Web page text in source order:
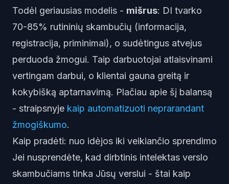
Todėl geriausias modelis - mišrus: DI tvarko
70-85% rutininių skambučių (informacija,
registracija, priminimai), o sudėtingus atvejus
perduoda žmogui. Taip darbuotojai atlaisvinami
vertingam darbui, o klientai gauna greitą ir
kokybišką aptarnavimą. Plačiau apie šį balansą
- straipsnyje kaip automatizuoti neprarandant
žmogiškumo.
Kaip pradėti: nuo idėjos iki veikiančio sprendimo
Jei nusprendėte, kad dirbtinis intelektas verslo
skambučiams tinka Jūsų verslui - štai kaip